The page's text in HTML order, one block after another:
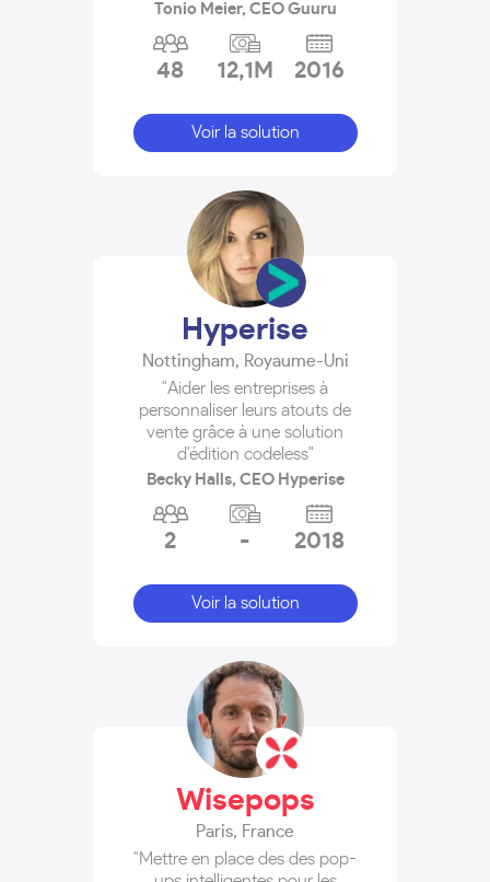
Tonio Meier, CEO Guuru
48 12,1M 2016
Voir la solution
Hyperise
Nottingham, Royaume-Uni
"Aider les entreprises à
personnaliser leurs atouts de
vente grâce à une solution
d'édition codeless"
Becky Halls, CEO Hyperise
2 - 2018
Voir la solution
Wisepops
Paris, France
"Mettre en place des des pop-